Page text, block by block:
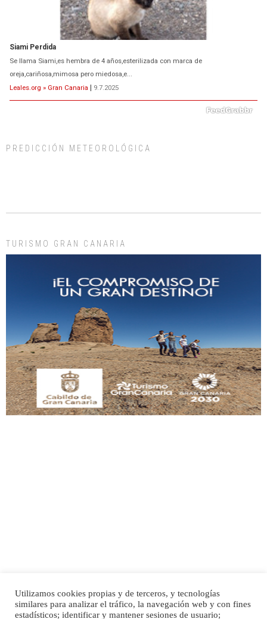
Siami Perdida
Se llama Siami,es hembra de 4 años,esterilizada con marca de
oreja,cariñosa,mimosa pero miedosa,e...
Leales.org » Gran Canaria | 9.7.2025
días, ella incluida...
Gato manso encontrado
Este gato macho ha aparecido en la calle hace menos de un mes, es muy
manso y extremadamente cari...
Leales.org » Gran Canaria | 9.7.2025
SHIBA PERDIDO AVDA JOSE MESA Y LOPEZ
PERRO MACHO RAZA SHIBA CON MICROCHIP PERDIDO HOY 06/07/2025 ZONA
PREDICCIÓN METEOROLÓGICA
TURISMO GRAN CANARIA
Utilizamos cookies propias y de terceros, y tecnologías
similares para analizar el tráfico, la navegación web y con fines
estadísticos; identificar y mantener sesiones de usuario;